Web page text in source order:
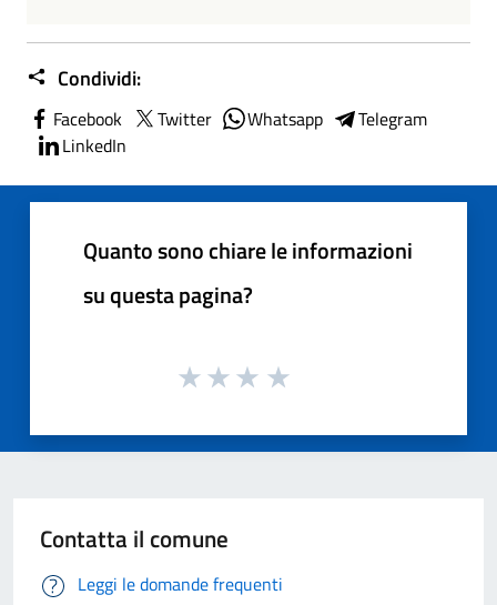
Condividi:
Facebook Twitter Whatsapp
Telegram
LinkedIn
Quanto sono chiare le informazioni
su questa pagina?
Contatta il comune
Leggi le domande frequenti